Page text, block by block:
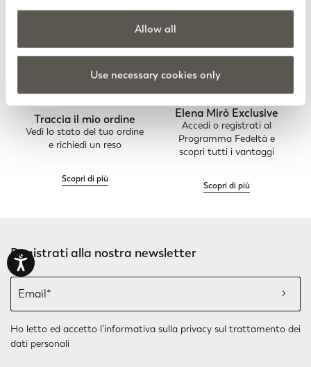
Allow all
Use necessary cookies only
occasione
casa i capi
Traccia il mio ordine
Vedi lo stato del tuo ordine
e richiedi un reso
Scopri di più
Elena Mirò Exclusive
Accedi o registrati al
Programma Fedeltà e
scopri tutti i vantaggi
Scopri di più
Registrati alla nostra newsletter
Ho letto ed accetto l’informativa sulla privacy sul trattamento dei
dati personali